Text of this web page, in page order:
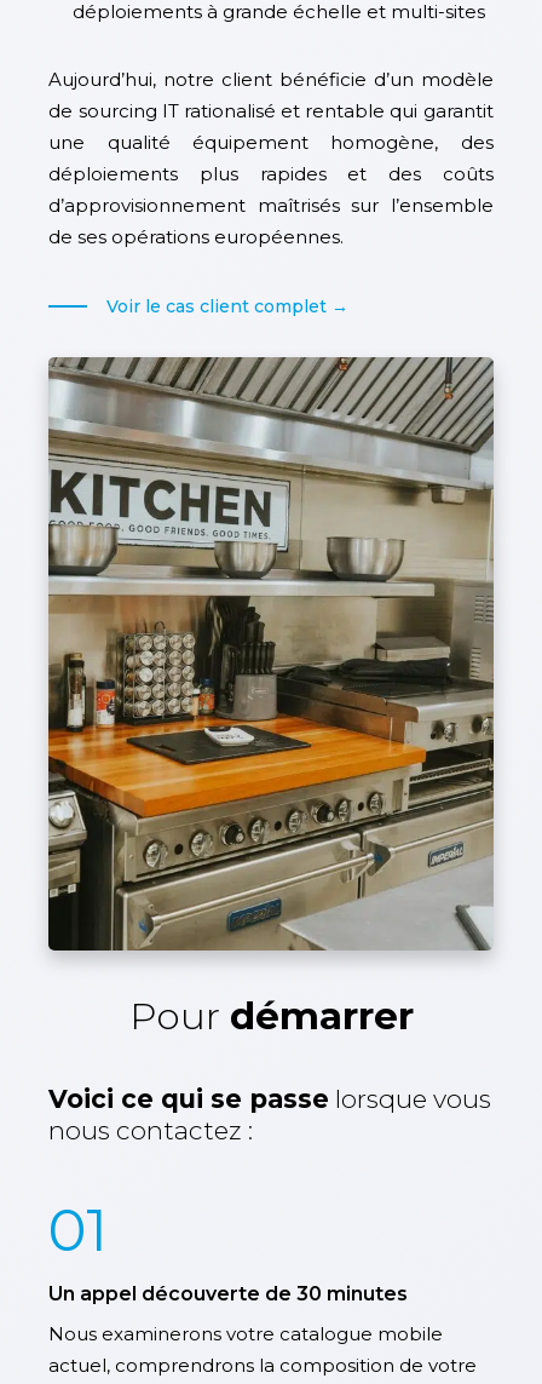
déploiements à grande échelle et multi-sites
Aujourd’hui, notre client bénéficie d’un modèle
de sourcing IT rationalisé et rentable qui garantit
une qualité équipement homogène, des
déploiements plus rapides et des coûts
d’approvisionnement maîtrisés sur l’ensemble
de ses opérations européennes.
Voir le cas client complet →
Pour démarrer
Voici ce qui se passe lorsque vous
nous contactez :
01
Un appel découverte de 30 minutes
Nous examinerons votre catalogue mobile
actuel, comprendrons la composition de votre